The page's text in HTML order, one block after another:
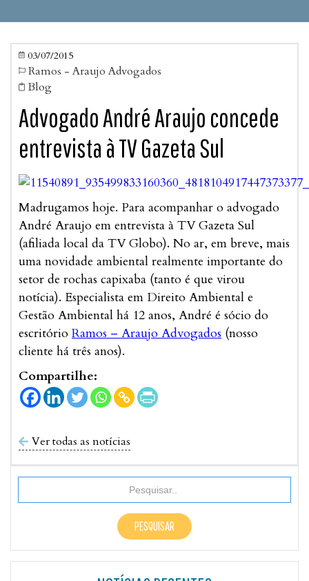
 03/07/2015
 Ramos - Araujo Advogados
 Blog
Advogado André Araujo concede
entrevista à TV Gazeta Sul
Madrugamos hoje. Para acompanhar o advogado
André Araujo em entrevista à TV Gazeta Sul
(afiliada local da TV Globo). No ar, em breve, mais
uma novidade ambiental realmente importante do
setor de rochas capixaba (tanto é que virou
notícia). Especialista em Direito Ambiental e
Gestão Ambiental há 12 anos, André é sócio do
escritório Ramos – Araujo Advogados (nosso
cliente há três anos).
Compartilhe:
 Ver todas as notícias